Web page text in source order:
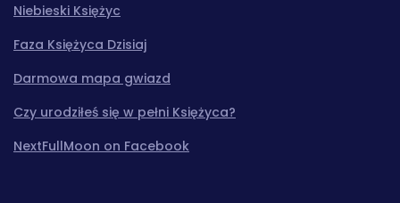
Niebieski Księżyc
Faza Księżyca Dzisiaj
Darmowa mapa gwiazd
Czy urodziłeś się w pełni Księżyca?
NextFullMoon on Facebook